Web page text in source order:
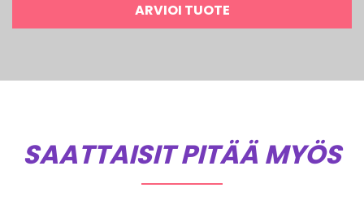
ARVIOI TUOTE
SAATTAISIT PITÄÄ MYÖS